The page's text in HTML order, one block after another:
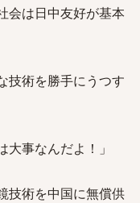
会は日中友好が基本
技術を勝手にうつす
事なんだよ！」
技術を中国に無償供